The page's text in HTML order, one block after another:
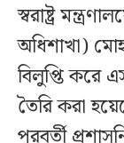
স্বরাষ্ট্র
অধিশাখা)
বিলুপ্তি করে
তৈরি করা